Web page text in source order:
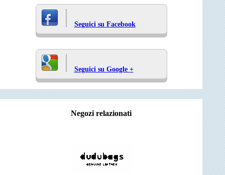
Seguici su Facebook
Seguici su Google +
Negozi relazionati